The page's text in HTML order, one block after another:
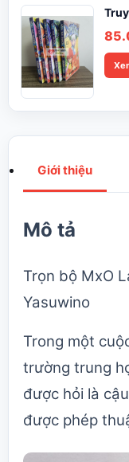
Giới thiệu
Mô tả
Trọn bộ MxO
Yasuwino
Trong một
trường trung
được hỏi là
được phép